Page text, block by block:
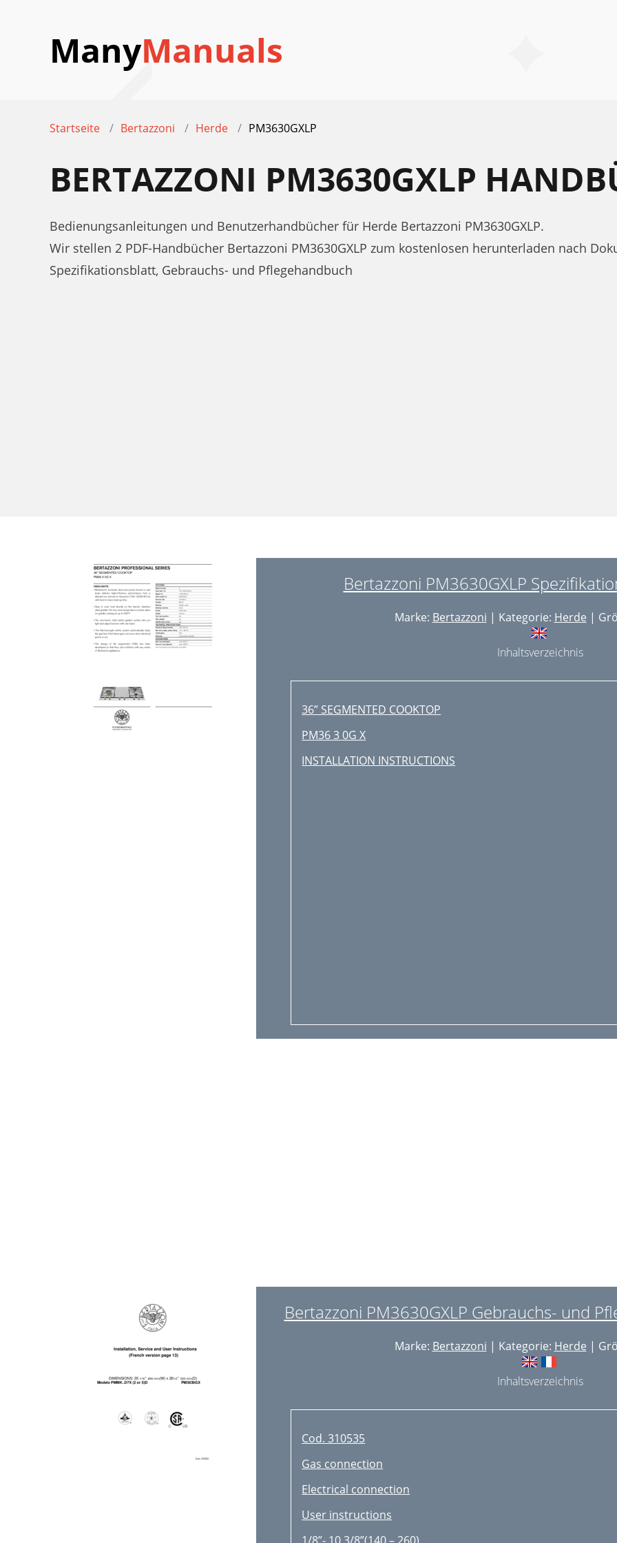
ManyManuals
Startseite Bertazzoni Herde PM3630GXLP
BERTAZZONI PM3630GXLP
Bedienungsanleitungen und Benutzerhandbücher für Herde Bertazzoni PM3630GXLP.
Wir stellen 2 PDF-Handbücher Bertazzoni PM3630GXLP zum kostenlosen herunterladen nach
Spezifikationsblatt, Gebrauchs- und Pflegehandbuch
Bertazzoni PM3630GXLP
Marke: Bertazzoni | Kategorie: Herde |
Inhaltsverzeichnis
36” SEGMENTED COOKTOP
PM36 3 0G X
INSTALLATION INSTRUCTIONS
Bertazzoni PM3630GXLP Gebrauchs- und
Marke: Bertazzoni | Kategorie: Herde |
Inhaltsverzeichnis
Cod. 310535
Gas connection
Electrical connection
User instructions